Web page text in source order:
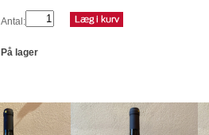
Antal:
På lager